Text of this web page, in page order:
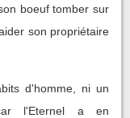
boeuf tomber sur
son propriétaire
d'homme, ni un
l'Eternel a en